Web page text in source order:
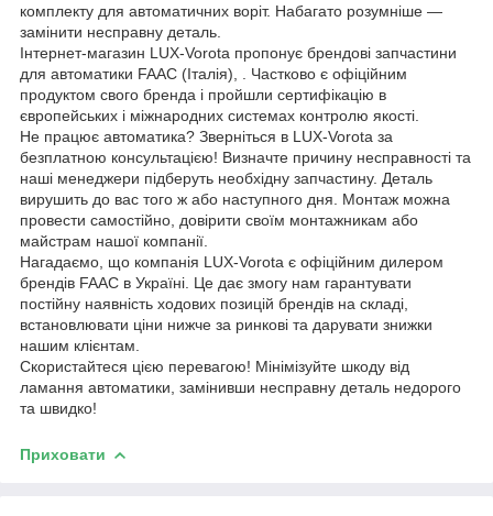
комплекту для автоматичних воріт. Набагато розумніше —
замінити несправну деталь.
Інтернет-магазин LUX-Vorota пропонує брендові запчастини
для автоматики FAAC (Італія), . Частково є офіційним
продуктом свого бренда і пройшли сертифікацію в
європейських і міжнародних системах контролю якості.
Не працює автоматика? Зверніться в LUX-Vorota за
безплатною консультацією! Визначте причину несправності та
наші менеджери підберуть необхідну запчастину. Деталь
вирушить до вас того ж або наступного дня. Монтаж можна
провести самостійно, довірити своїм монтажникам або
майстрам нашої компанії.
Нагадаємо, що компанія LUX-Vorota є офіційним дилером
брендів FAAC в Україні. Це дає змогу нам гарантувати
постійну наявність ходових позицій брендів на складі,
встановлювати ціни нижче за ринкові та дарувати знижки
нашим клієнтам.
Скористайтеся цією перевагою! Мінімізуйте шкоду від
ламання автоматики, замінивши несправну деталь недорого
та швидко!
Приховати